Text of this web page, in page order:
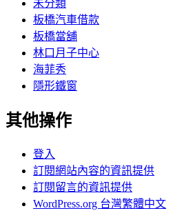
未分類
板橋汽車借款
板橋當舖
林口月子中心
海菲秀
隱形鐵窗
其他操作
登入
訂閱網站內容的資訊提供
訂閱留言的資訊提供
WordPress.org 台灣繁體中文